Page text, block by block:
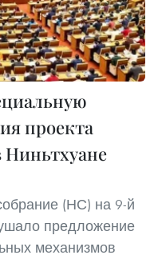
проекта
Ниньтхуане
(НС) на 9-й
предложение
механизмов